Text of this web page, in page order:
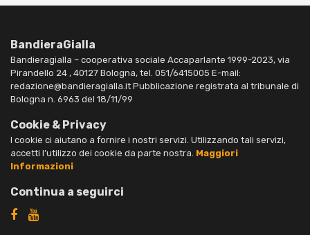
BandieraGialla
Bandieragialla – cooperativa sociale Accaparlante 1999-2023, via
Pirandello 24 , 40127 Bologna, tel. 051/6415005 E-mail:
redazione@bandieragialla.it Pubblicazione registrata al tribunale di
Bologna n. 6963 del 18/11/99
Cookie & Privacy
I cookie ci aiutano a fornire i nostri servizi. Utilizzando tali servizi,
accetti l’utilizzo dei cookie da parte nostra. Maggiori
Informazioni
Continua a seguirci